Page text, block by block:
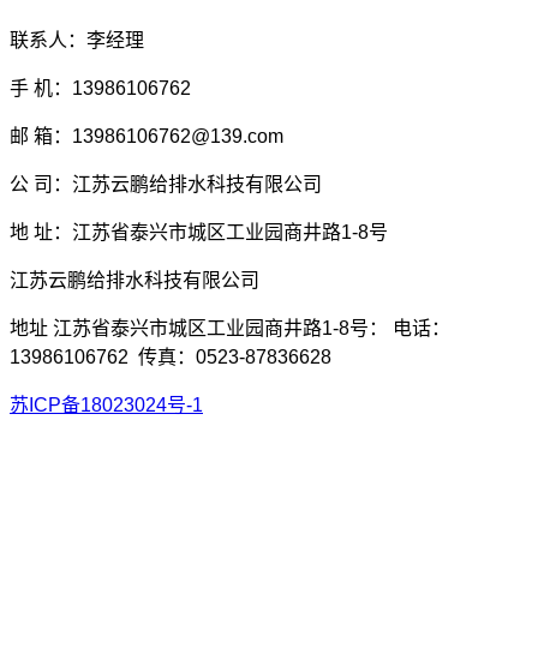
联系人：李经理
手 机：13986106762
邮 箱：13986106762@139.com
公 司：江苏云鹏给排水科技有限公司
地 址：江苏省泰兴市城区工业园商井路1-8号
江苏云鹏给排水科技有限公司
地址 江苏省泰兴市城区工业园商井路1-8号： 电话：
13986106762 传真：0523-87836628
苏ICP备18023024号-1